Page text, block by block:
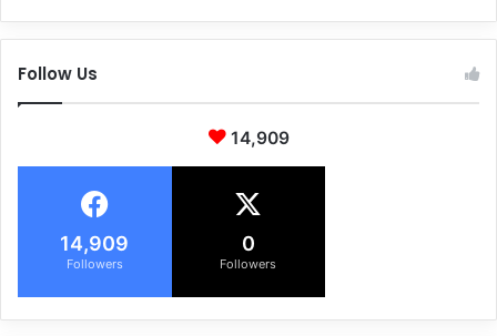
Follow Us
14,909
14,909
Followers
0
Followers